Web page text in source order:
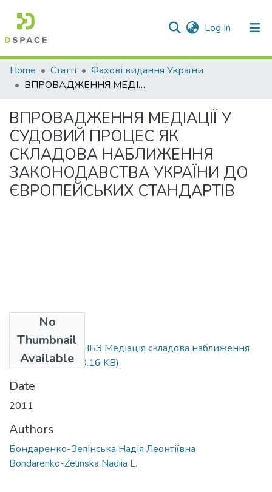
Log In (current)
Communities & Collections
All of DSpace
Statistics
Home Статті
Фахові видання України
ВПРОВАДЖЕННЯ МЕДІАЦІЇ У СУДОВИЙ ПРОЦЕС ЯК СКЛАДОВА НАБЛИЖЕННЯ ЗАКОНОДАВСТВА УКРАЇНИ ДО ЄВРОПЕЙСЬКИХ СТАНДАРТІВ
ВПРОВАДЖЕННЯ МЕДІАЦІЇ У
СУДОВИЙ ПРОЦЕС ЯК
СКЛАДОВА НАБЛИЖЕННЯ
ЗАКОНОДАВСТВА УКРАЇНИ ДО
ЄВРОПЕЙСЬКИХ СТАНДАРТІВ
No
Thumbnail
Available
2011_10_ППП_НБЗ Медіація складова наближення
до ЄС (1).pdf(240.16 KB)
Date
2011
Authors
Бондаренко-Зелінська Надія Леонтіївна
Bondarenko-Zelinska Nadiia L.